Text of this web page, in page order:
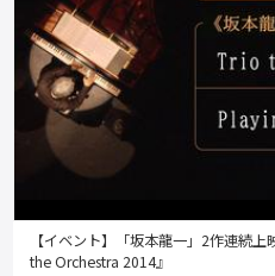
【イベント】「坂本龍一」2作連続
the Orchestra 2014』